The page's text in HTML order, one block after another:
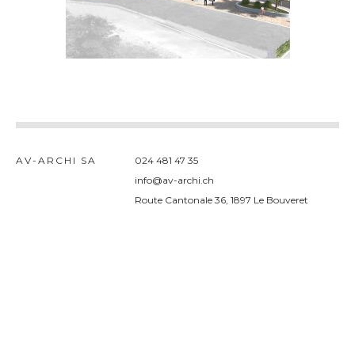
AV-ARCHI SA
024 481 47 35
info@av-archi.ch
Route Cantonale 36, 1897 Le Bouveret